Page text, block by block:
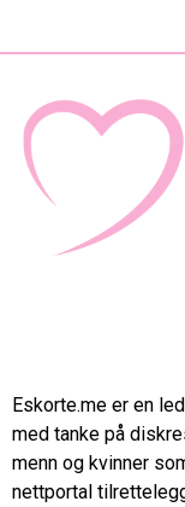
Eskorte.me er en
med tanke på
menn og kvinner
nettportal